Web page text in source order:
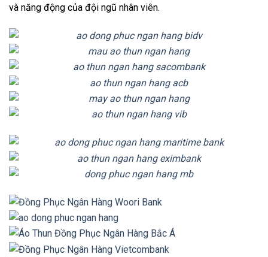
và năng động của đội ngũ nhân viên.